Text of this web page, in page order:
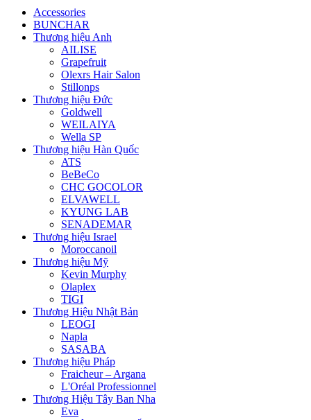
Accessories
BUNCHAR
Thương hiệu Anh
AILISE
Grapefruit
Olexrs Hair Salon
Stillonps
Thương hiệu Đức
Goldwell
WEILAIYA
Wella SP
Thương hiệu Hàn Quốc
ATS
BeBeCo
CHC GOCOLOR
ELVAWELL
KYUNG LAB
SENADEMAR
Thương hiệu Israel
Moroccanoil
Thương hiệu Mỹ
Kevin Murphy
Olaplex
TIGI
Thương Hiệu Nhật Bản
LEOGI
Napla
SASABA
Thương hiệu Pháp
Fraicheur – Argana
L'Oréal Professionnel
Thương Hiệu Tây Ban Nha
Eva